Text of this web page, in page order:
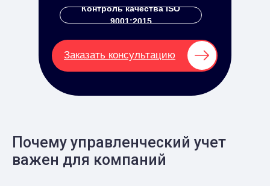
Заказать консультацию
Контроль качества ISO
9001:2015
Почему управленческий учет
важен для компаний